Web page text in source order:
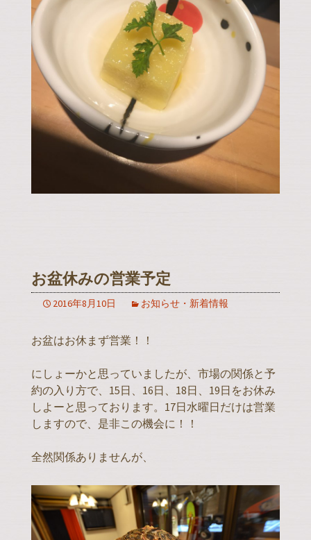
お盆休みの営業予定
2016年8月10日 お知らせ・新着情報
お盆はお休まず営業！！
にしょーかと思っていましたが、市場の関係と予
約の入り方で、15日、16日、18日、19日をお休み
しよーと思っております。17日水曜日だけは営業
しますので、是非この機会に！！
全然関係ありませんが、